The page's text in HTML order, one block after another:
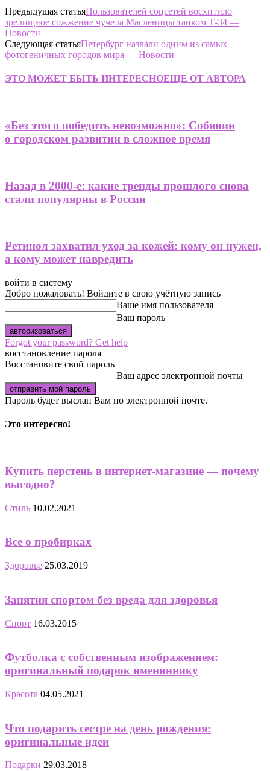
Предыдущая статьяПользователей соцсетей восхитило
зрелищное сожжение чучела Масленицы танком Т-34 —
Новости
Следующая статьяПетербург назвали одним из самых
фотогеничных городов мира — Новости
ЭТО МОЖЕТ БЫТЬ ИНТЕРЕСНОЕЩЕ ОТ АВТОРА
«Без этого победить невозможно»: Собянин
о городском развитии в сложное время
Назад в 2000-е: какие тренды прошлого снова
стали популярны в России
Ретинол захватил уход за кожей: кому он нужен,
а кому может навредить
войти в систему
Добро пожаловать! Войдите в свою учётную запись
Ваше имя пользователя
Ваш пароль
Forgot your password? Get help
восстановление пароля
Восстановите свой пароль
Ваш адрес электронной почты
Пароль будет выслан Вам по электронной почте.
Это интересно!
Купить перстень в интернет-магазине — почему
выгодно?
Стиль 10.02.2021
Все о пробирках
Здоровье 25.03.2019
Занятия спортом без вреда для здоровья
Спорт 16.03.2015
Футболка с собственным изображением:
оригинальный подарок имениннику
Красота 04.05.2021
Что подарить сестре на день рождения:
оригинальные идеи
Подарки 29.03.2018